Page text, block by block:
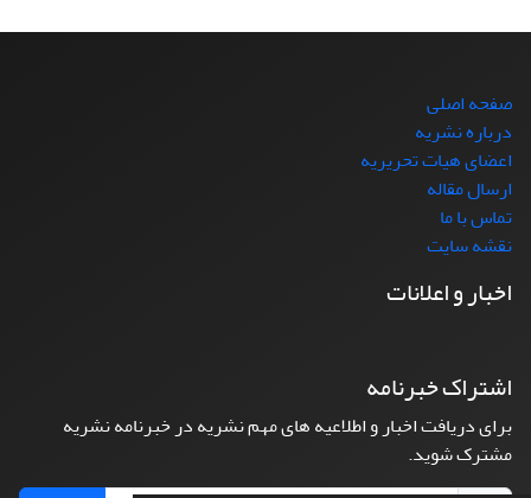
صفحه اصلی
درباره نشریه
اعضای هیات تحریریه
ارسال مقاله
تماس با ما
نقشه سایت
اخبار و اعلانات
اشتراک خبرنامه
برای دریافت اخبار و اطلاعیه های مهم نشریه در خبرنامه نشریه
مشترک شوید.